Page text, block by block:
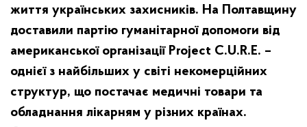
життя українських захисників. На Полтавщину
доставили партію гуманітарної допомоги від
американської організації Project C.U.R.E. –
однієї з найбільших у світі некомерційних
структур, що постачає медичні товари та
обладнання лікарням у різних країнах.